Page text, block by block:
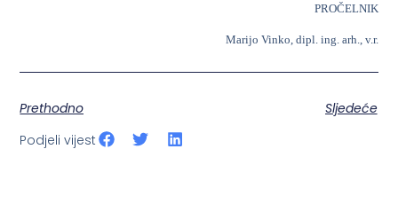
PROČELNIK
Marijo Vinko, dipl. ing. arh., v.r.
Prethodno
Sljedeće
Podjeli vijest